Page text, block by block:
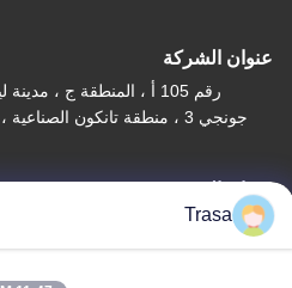
عنوان الشركة
جونجي 3 ، منطقة تانكون
عنوان المصنع
جونجي 3 ، منطقة تانكون
Trasa